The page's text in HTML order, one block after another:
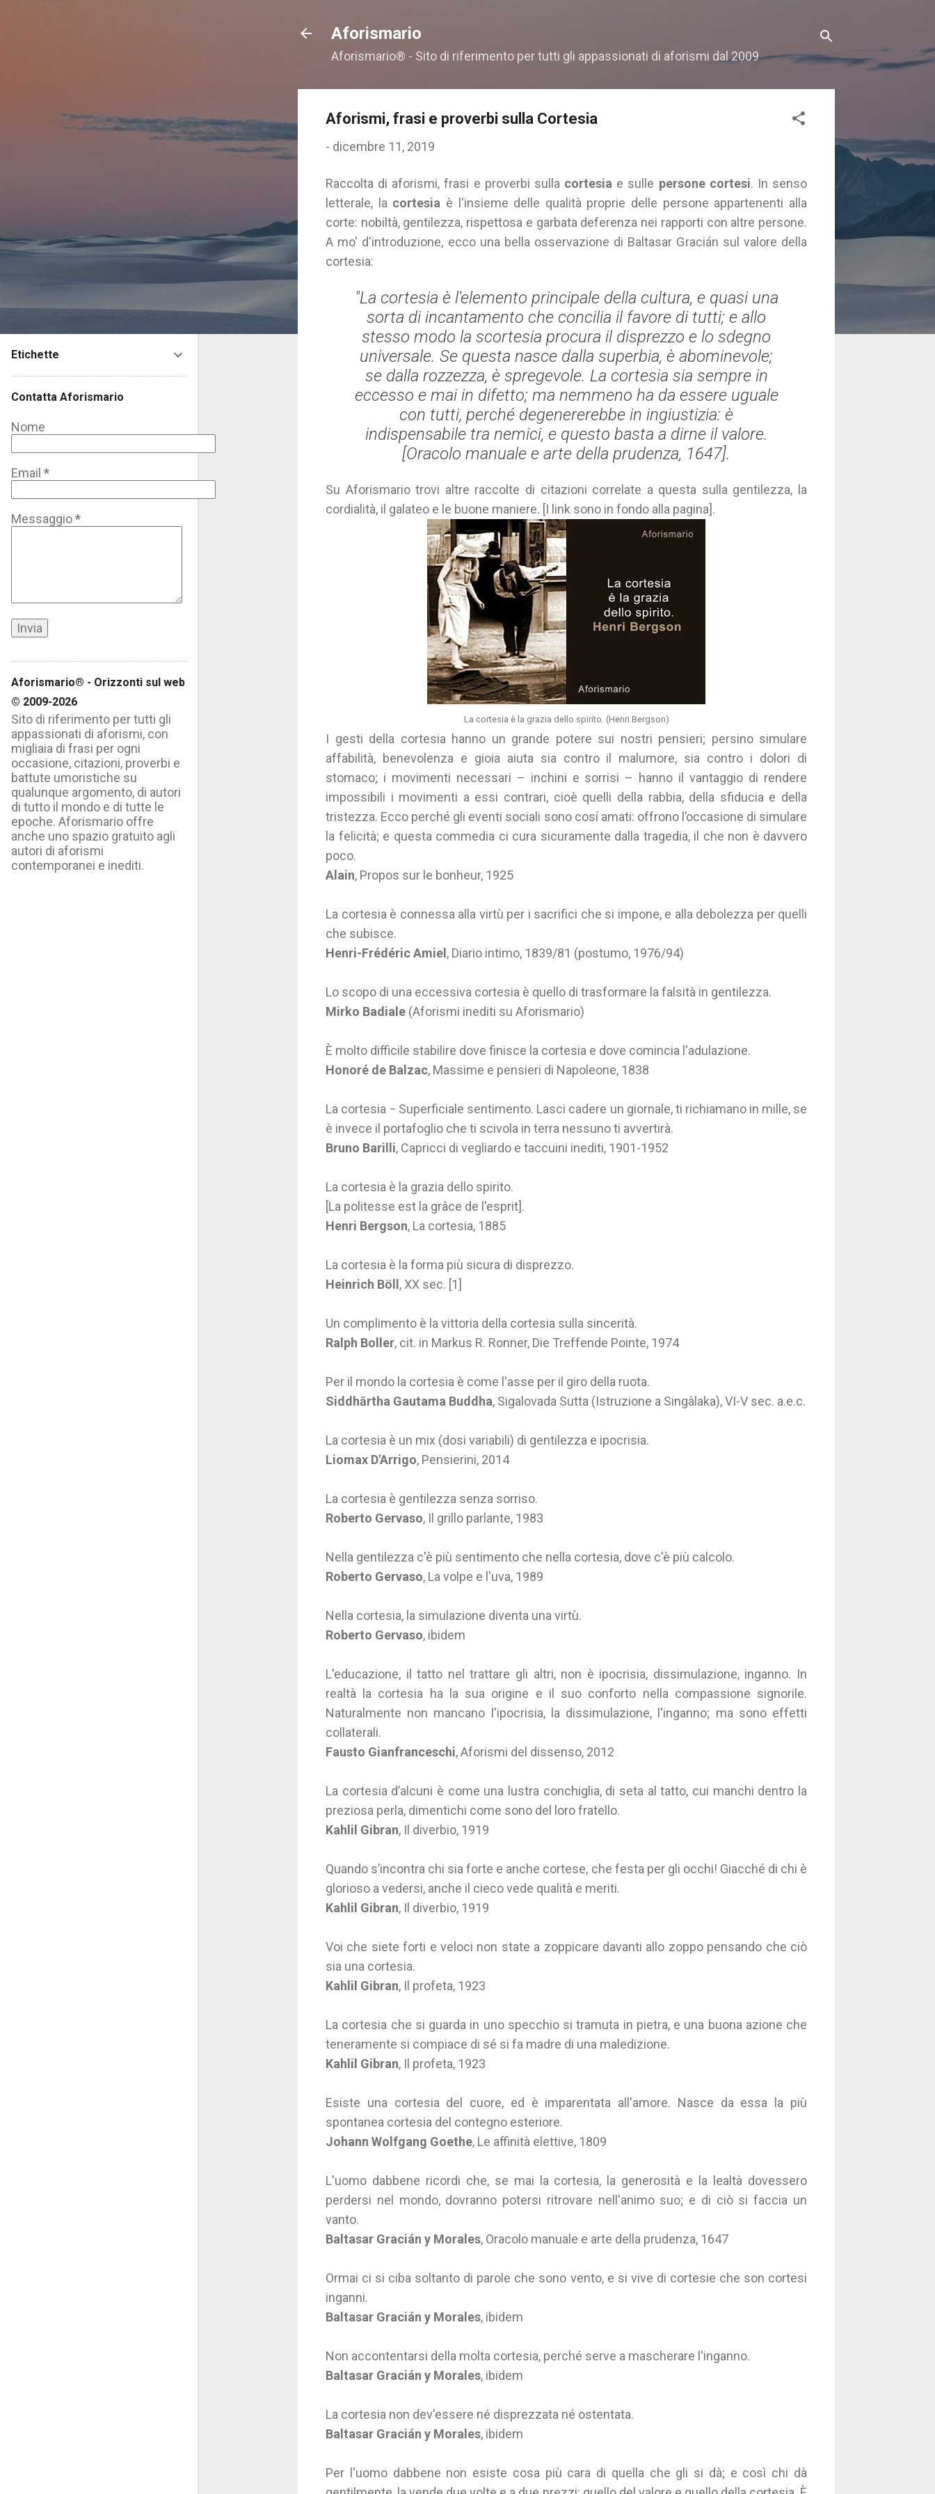
Aforismario
Aforismario® - Sito di riferimento per tutti gli appassionati di aforismi dal 2009
Aforismi, frasi e proverbi sulla Cortesia
- dicembre 11, 2019
Raccolta di aforismi, frasi e proverbi sulla cortesia e sulle persone cortesi. In senso
letterale, la cortesia è l'insieme delle qualità proprie delle persone appartenenti alla
corte: nobiltà, gentilezza, rispettosa e garbata deferenza nei rapporti con altre persone.
A mo' d'introduzione, ecco una bella osservazione di Baltasar Gracián sul valore della
cortesia:
"La cortesia è l'elemento principale della cultura, e quasi una
sorta di incantamento che concilia il favore di tutti; e allo
stesso modo la scortesia procura il disprezzo e lo sdegno
universale. Se questa nasce dalla superbia, è abominevole;
se dalla rozzezza, è spregevole. La cortesia sia sempre in
eccesso e mai in difetto; ma nemmeno ha da essere uguale
con tutti, perché degenererebbe in ingiustizia: è
indispensabile tra nemici, e questo basta a dirne il valore.
[Oracolo manuale e arte della prudenza, 1647].
Su Aforismario trovi altre raccolte di citazioni correlate a questa sulla gentilezza, la
cordialità, il galateo e le buone maniere. [I link sono in fondo alla pagina].
La cortesia è la grazia dello spirito. (Henri Bergson)
I gesti della cortesia hanno un grande potere sui nostri pensieri; persino simulare
affabilità, benevolenza e gioia aiuta sia contro il malumore, sia contro i dolori di
stomaco; i movimenti necessari – inchini e sorrisi – hanno il vantaggio di rendere
impossibili i movimenti a essi contrari, cioè quelli della rabbia, della sfiducia e della
tristezza. Ecco perché gli eventi sociali sono cosí amati: offrono l’occasione di simulare
la felicità; e questa commedia ci cura sicuramente dalla tragedia, il che non è davvero
poco.
Alain, Propos sur le bonheur, 1925
La cortesia è connessa alla virtù per i sacrifici che si impone, e alla debolezza per quelli
che subisce.
Henri-Frédéric Amiel , Diario intimo, 1839/81 (postumo, 1976/94)
Lo scopo di una eccessiva cortesia è quello di trasformare la falsità in gentilezza.
Mirko Badiale (Aforismi inediti su Aforismario)
È molto difficile stabilire dove finisce la cortesia e dove comincia l'adulazione.
Honoré de Balzac, Massime e pensieri di Napoleone, 1838
La cortesia − Superficiale sentimento. Lasci cadere un giornale, ti richiamano in mille, se
è invece il portafoglio che ti scivola in terra nessuno ti avvertirà.
Bruno Barilli, Capricci di vegliardo e taccuini inediti, 1901-1952
La cortesia è la grazia dello spirito.
[La politesse est la grâce de l'esprit].
Henri Bergson, La cortesia, 1885
La cortesia è la forma più sicura di disprezzo.
Heinrich Böll , XX sec. [1]
Un complimento è la vittoria della cortesia sulla sincerità.
Ralph Boller, cit. in Markus R. Ronner, Die Treffende Pointe, 1974
Per il mondo la cortesia è come l'asse per il giro della ruota.
Siddhārtha Gautama Buddha, Sigalovada Sutta (Istruzione a Singàlaka), VI-V sec. a.e.c.
La cortesia è un mix (dosi variabili) di gentilezza e ipocrisia.
Liomax D'Arrigo, Pensierini, 2014
La cortesia è gentilezza senza sorriso.
Roberto Gervaso, Il grillo parlante, 1983
Nella gentilezza c'è più sentimento che nella cortesia, dove c'è più calcolo.
Roberto Gervaso, La volpe e l'uva, 1989
Nella cortesia, la simulazione diventa una virtù.
Roberto Gervaso, ibidem
L'educazione, il tatto nel trattare gli altri, non è ipocrisia, dissimulazione, inganno. In
realtà la cortesia ha la sua origine e il suo conforto nella compassione signorile.
Naturalmente non mancano l'ipocrisia, la dissimulazione, l'inganno; ma sono effetti
collaterali.
Fausto Gianfranceschi, Aforismi del dissenso, 2012
La cortesia d’alcuni è come una lustra conchiglia, di seta al tatto, cui manchi dentro la
preziosa perla, dimentichi come sono del loro fratello.
Kahlil Gibran, Il diverbio, 1919
Quando s’incontra chi sia forte e anche cortese, che festa per gli occhi! Giacché di chi è
glorioso a vedersi, anche il cieco vede qualità e meriti.
Kahlil Gibran, Il diverbio, 1919
Voi che siete forti e veloci non state a zoppicare davanti allo zoppo pensando che ciò
sia una cortesia.
Kahlil Gibran, Il profeta, 1923
La cortesia che si guarda in uno specchio si tramuta in pietra, e una buona azione che
teneramente si compiace di sé si fa madre di una maledizione.
Kahlil Gibran, Il profeta, 1923
Esiste una cortesia del cuore, ed è imparentata all'amore. Nasce da essa la più
spontanea cortesia del contegno esteriore.
Johann Wolfgang Goethe, Le affinità elettive, 1809
L'uomo dabbene ricordi che, se mai la cortesia, la generosità e la lealtà dovessero
perdersi nel mondo, dovranno potersi ritrovare nell'animo suo; e di ciò si faccia un
vanto.
Baltasar Gracián y Morales, Oracolo manuale e arte della prudenza, 1647
Ormai ci si ciba soltanto di parole che sono vento, e si vive di cortesie che son cortesi
inganni.
Baltasar Gracián y Morales, ibidem
Non accontentarsi della molta cortesia, perché serve a mascherare l'inganno.
Baltasar Gracián y Morales, ibidem
La cortesia non dev'essere né disprezzata né ostentata.
Baltasar Gracián y Morales, ibidem
Per l'uomo dabbene non esiste cosa più cara di quella che gli si dà; e così chi dà
Etichette
Contatta Aforismario
Nome
Email *
Messaggio*
Aforismario® - Orizzonti sul web
© 2009-2026
Sito di riferimento per tutti gli
appassionati di aforismi, con
migliaia di frasi per ogni
occasione, citazioni, proverbi e
battute umoristiche su
qualunque argomento, di autori
di tutto il mondo e di tutte le
epoche. Aforismario offre
anche uno spazio gratuito agli
autori di aforismi
contemporanei e inediti.